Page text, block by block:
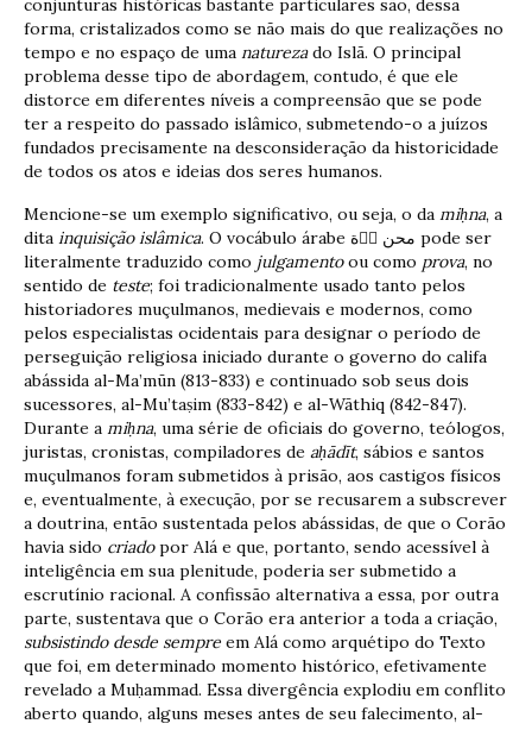
conjunturas históricas bastante particulares são, dessa
forma, cristalizados como se não mais do que realizações no
tempo e no espaço de uma naturezado Islã. O principal
problema desse tipo de abordagem, contudo, é que ele
distorce em diferentes níveis a compreensão que se pode
ter a respeito do passado islâmico, submetendo-o a juízos
fundados precisamente na desconsideração da historicidade
de todos os atos e ideias dos seres humanos.
Mencione-se um exemplo significativo, ou seja, o da miḥna, a
dita inquisição islâmica. O vocábulo árabe ة􀑧􀑧 محن pode ser
literalmente traduzido como julgamentoou como prova, no
sentido de teste; foi tradicionalmente usado tanto pelos
historiadores muçulmanos, medievais e modernos, como
pelos especialistas ocidentais para designar o período de
perseguição religiosa iniciado durante o governo do califa
abássida al-Ma’mūn (813-833) e continuado sob seus dois
sucessores, al-Mu’taṣim (833-842) e al-Wāthiq (842-847).
Durante a miḥna, uma série de oficiais do governo, teólogos,
juristas, cronistas, compiladores de aḥādīt, sábios e santos
muçulmanos foram submetidos à prisão, aos castigos físicos
e, eventualmente, à execução, por se recusarem a subscrever
a doutrina, então sustentada pelos abássidas, de que o Corão
havia sido criadopor Alá e que, portanto, sendo acessível à
inteligência em sua plenitude, poderia ser submetido a
escrutínio racional. A confissão alternativa a essa, por outra
parte, sustentava que o Corão era anterior a toda a criação,
subsistindo desde sempre em Alá como arquétipo do Texto
que foi, em determinado momento histórico, efetivamente
revelado a Muḥammad. Essa divergência explodiu em conflito
aberto quando, alguns meses antes de seu falecimento, al-